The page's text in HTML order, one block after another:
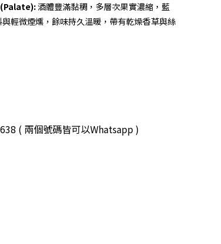
(Palate): 酒體豐滿黏稠，多層次果實濃縮，藍
輕微煙燻，餘味持久溫暖，帶有乾燥香草與絲
( 兩個號碼皆可以Whatsapp )